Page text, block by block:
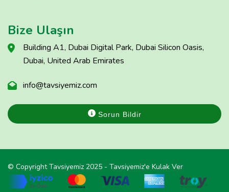
Bize Ulaşın
Building A1, Dubai Digital Park, Dubai Silicon Oasis,
Dubai, United Arab Emirates
info@tavsiyemiz.com
Sorun Bildir
© Copyright Tavsiyemiz 2025 - Tavsiyemiz'e Kulak Ver